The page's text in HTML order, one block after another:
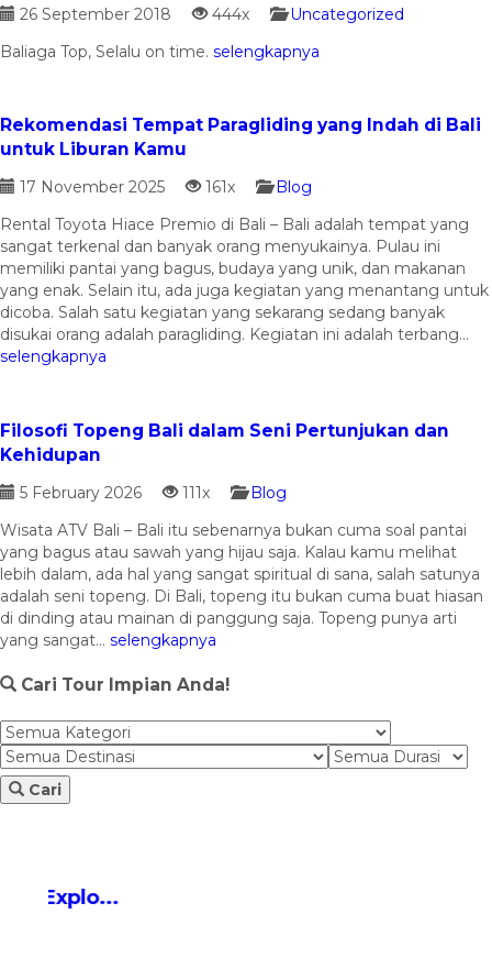
26 September 2018 444x
Uncategorized
Baliaga Top, Selalu on time. selengkapnya
Rekomendasi Tempat Paragliding yang Indah di Bali
untuk Liburan Kamu
17 November 2025 161x
Blog
Rental Toyota Hiace Premio di Bali – Bali adalah tempat yang
sangat terkenal dan banyak orang menyukainya. Pulau ini
memiliki pantai yang bagus, budaya yang unik, dan makanan
yang enak. Selain itu, ada juga kegiatan yang menantang untuk
dicoba. Salah satu kegiatan yang sekarang sedang banyak
disukai orang adalah paragliding. Kegiatan ini adalah terbang...
selengkapnya
Filosofi Topeng Bali dalam Seni Pertunjukan dan
Kehidupan
5 February 2026 111x
Blog
Wisata ATV Bali – Bali itu sebenarnya bukan cuma soal pantai
yang bagus atau sawah yang hijau saja. Kalau kamu melihat
lebih dalam, ada hal yang sangat spiritual di sana, salah satunya
adalah seni topeng. Di Bali, topeng itu bukan cuma buat hiasan
di dinding atau mainan di panggung saja. Topeng punya arti
yang sangat... selengkapnya
Cari Tour Impian Anda!
Cari
Paket Tour Ubud dan Menonton